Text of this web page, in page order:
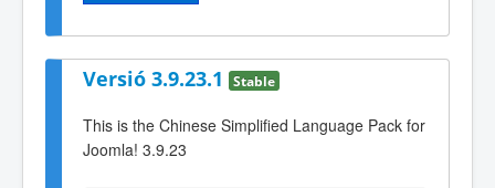
Versió 3.9.23.1 Stable
This is the Chinese Simplified Language Pack for
Joomla! 3.9.23